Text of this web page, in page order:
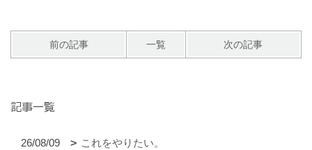
前の記事 一覧 次の記事
記事一覧
26/08/09 これをやりたい。